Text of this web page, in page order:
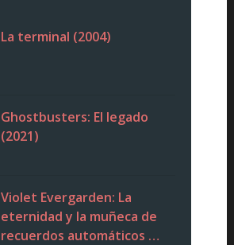
La terminal (2004)
Ghostbusters: El legado
(2021)
Violet Evergarden: La
eternidad y la muñeca de
recuerdos automáticos …